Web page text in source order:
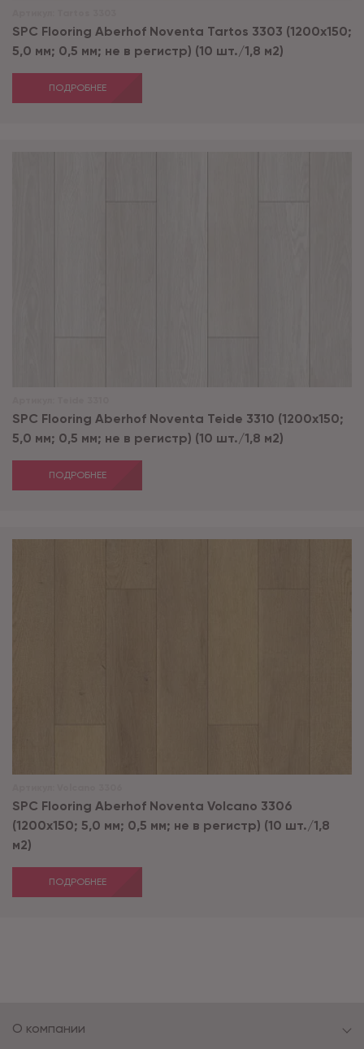
SPC Flooring Aberhof Noventa Tartos 3303 (1200х150;
5,0 мм; 0,5 мм; не в регистр) (10 шт./1,8 м2)
ПОДРОБНЕЕ
SPC Flooring Aberhof Noventa Teide 3310 (1200х150;
5,0 мм; 0,5 мм; не в регистр) (10 шт./1,8 м2)
ПОДРОБНЕЕ
SPC Flooring Aberhof Noventa Volcano 3306
(1200х150; 5,0 мм; 0,5 мм; не в регистр) (10 шт./1,8
м2)
ПОДРОБНЕЕ
О компании